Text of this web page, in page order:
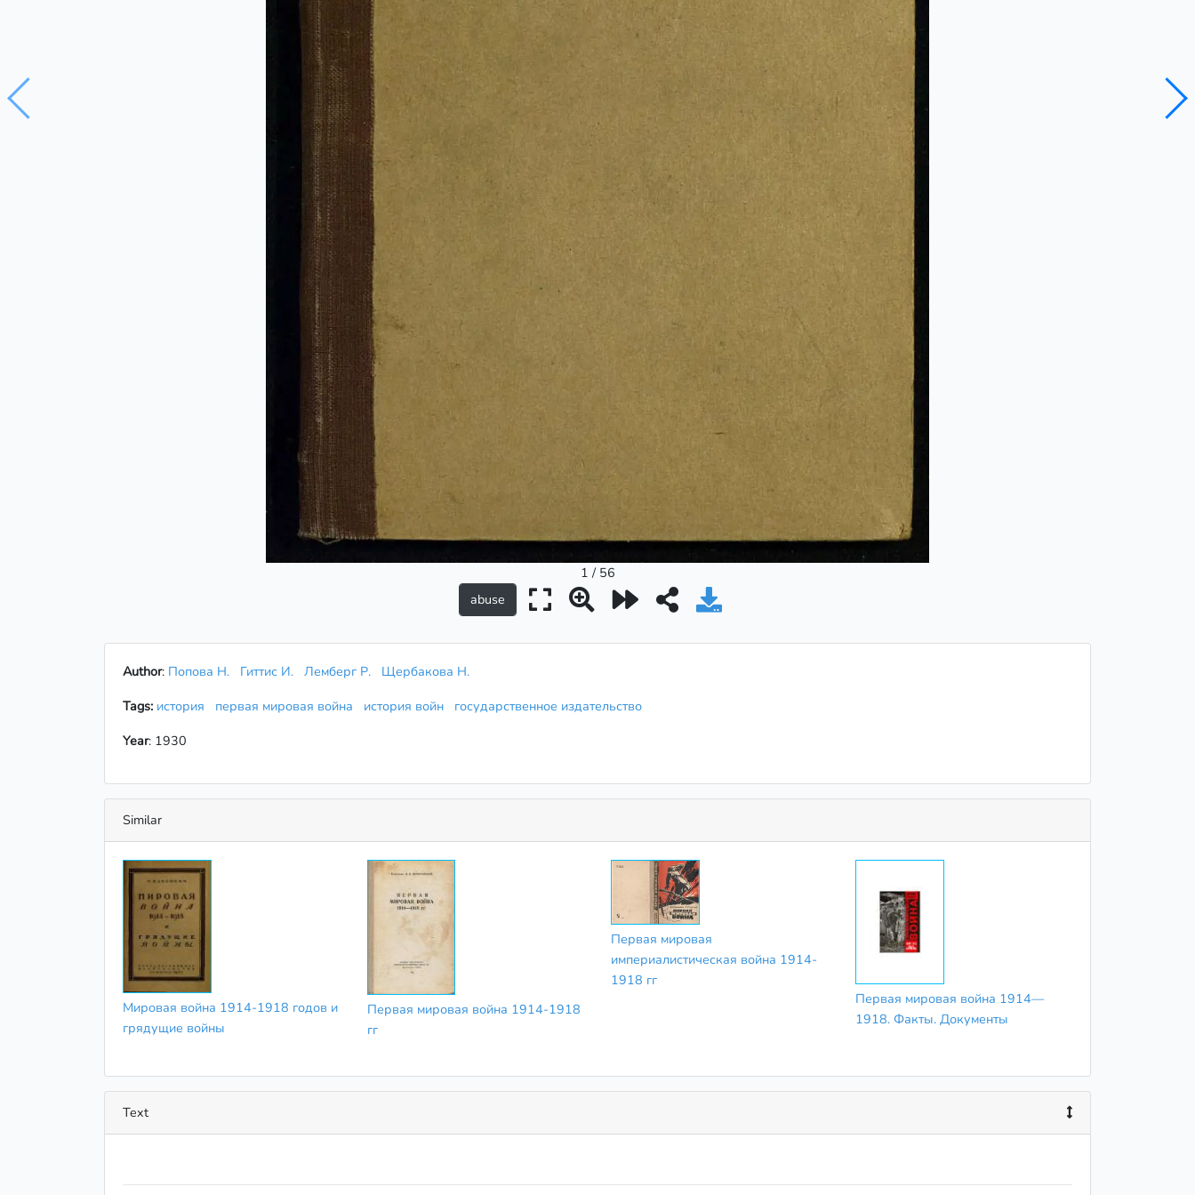
1 / 56
Author: Попова Н. Гиттис И. Лемберг Р.
Щербакова Н.
Tags: история первая мировая война история войн
государственное издательство
Year: 1930
Similar
Мировая война 1914-1918 годов и
грядущие войны
Первая мировая война 1914-1918
гг
Первая мировая
империалистическая война 1914-
1918 гг
Первая мировая война 1914—
1918. Факты. Документы
Text